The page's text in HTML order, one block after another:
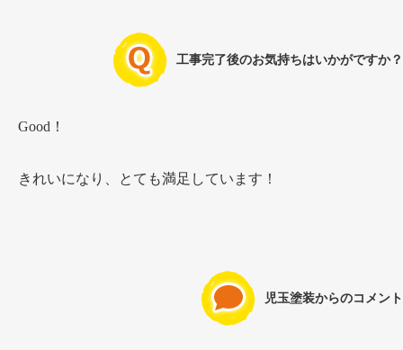
工事完了後のお気持ちはいかがですか？
Good！
きれいになり、とても満足しています！
児玉塗装からのコメント